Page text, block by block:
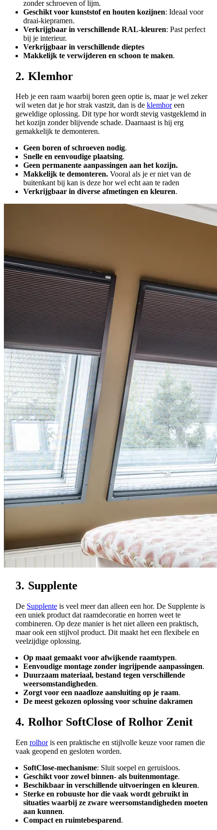
zonder schroeven of lijm.
Geschikt voor kunststof en houten kozijnen: Ideaal voor
draai-kiepramen.
Verkrijgbaar in verschillende RAL-kleuren: Past perfect
bij je interieur.
Verkrijgbaar in verschillende dieptes
Makkelijk te verwijderen en schoon te maken.
2. Klemhor
Heb je een raam waarbij boren geen optie is, maar je wel zeker
wil weten dat je hor strak vastzit, dan is de klemhoreen
geweldige oplossing. Dit type hor wordt stevig vastgeklemd in
het kozijn zonder blijvende schade. Daarnaast is hij erg
gemakkelijk te demonteren.
Geen boren of schroeven nodig.
Snelle en eenvoudige plaatsing.
Geen permanente aanpassingen aan het kozijn.
Makkelijk te demonteren. Vooral als je er niet van de
buitenkant bij kan is deze hor wel echt aan te raden
Verkrijgbaar in diverse afmetingen en kleuren.
3. Supplente
De Supplente is veel meer dan alleen een hor. De Supplente is
een uniek product dat raamdecoratie en horren weet te
combineren. Op deze manier is het niet alleen een praktisch,
maar ook een stijlvol product. Dit maakt het een flexibele en
veelzijdige oplossing.
Op maat gemaakt voor afwijkende raamtypen.
Eenvoudige montage zonder ingrijpende aanpassingen.
Duurzaam materiaal, bestand tegen verschillende
weersomstandigheden.
Zorgt voor een naadloze aansluiting op je raam.
De meest gekozen oplossing voor schuine dakramen
4. Rolhor SoftClose of Rolhor Zenit
Een rolhoris een praktische en stijlvolle keuze voor ramen die
vaak geopend en gesloten worden.
SoftClose-mechanisme: Sluit soepel en geruisloos.
Geschikt voor zowel binnen- als buitenmontage.
Beschikbaar in verschillende uitvoeringen en kleuren.
Sterke en robuuste hor die vaak wordt gebruikt in
situaties waarbij ze zware weersomstandigheden moeten
aan kunnen.
Compact en ruimtebesparend.